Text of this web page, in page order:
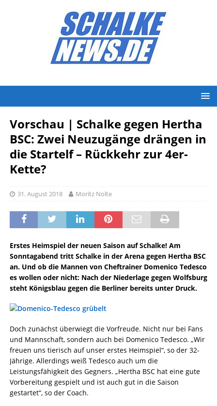
Vorschau | Schalke gegen Hertha
BSC: Zwei Neuzugänge drängen in
die Startelf – Rückkehr zur 4er-
Kette?
31. August 2018 Moritz Nolte
Erstes Heimspiel der neuen Saison auf Schalke! Am
Sonntagabend tritt Schalke in der Arena gegen Hertha BSC
an. Und ob die Mannen von Cheftrainer Domenico Tedesco
es wollen oder nicht: Nach der Niederlage gegen Wolfsburg
steht Königsblau gegen die Berliner bereits unter Druck.
Doch zunächst überwiegt die Vorfreude. Nicht nur bei Fans
und Mannschaft, sondern auch bei Domenico Tedesco. „Wir
freuen uns tierisch auf unser erstes Heimspiel“, so der 32-
Jährige. Allerdings weiß Tedesco auch um die
Leistungsfähigkeit des Gegners. „Hertha BSC hat eine gute
Vorbereitung gespielt und ist auch gut in die Saison
gestartet“, so der Coach.